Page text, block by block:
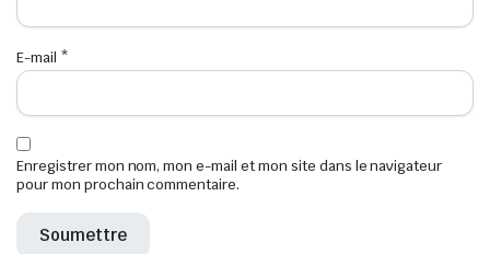
E-mail *
Enregistrer mon nom, mon e-mail et mon site dans le navigateur
pour mon prochain commentaire.